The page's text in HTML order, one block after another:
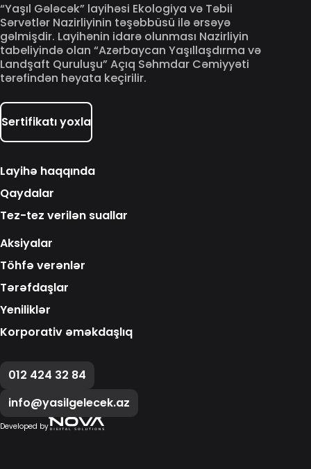
“Yaşıl Gələcək” layihəsi Ekologiya və Təbii
Sərvətlər Nazirliyinin təşəbbüsü ilə ərsəyə
gəlmişdir. Layihənin idarə olunması Nazirliyin
tabeliyində olan “Azərbaycan Yaşıllaşdırma və
Landşaft Quruluşu” Açıq Səhmdar Cəmiyyəti
tərəfindən həyata keçirilir.
Sertifikatı yoxla
Layihə haqqında
Qaydalar
Tez-tez verilən suallar
Aksiyalar
Töhfə verənlər
Tərəfdaşlar
Yeniliklər
Korporativ əməkdaşlıq
012 424 32 84
info@yasilgelecek.az
Developed by